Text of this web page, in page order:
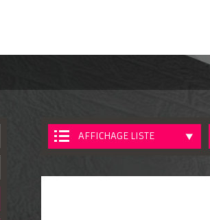
AFFICHAGE LISTE